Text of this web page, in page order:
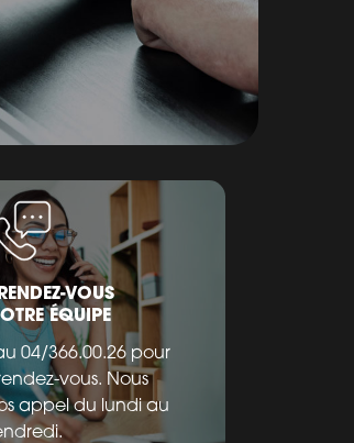
VOUS
ÉQUIPE
04/366.00.26 pour
vous. Nous
appel du lundi au